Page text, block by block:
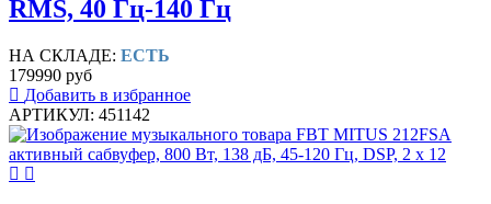
RMS, 40 Гц-140 Гц
НА СКЛАДЕ: ЕСТЬ
179990 руб
Добавить в избранное
АРТИКУЛ: 451142